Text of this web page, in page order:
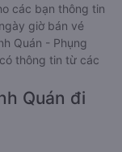
các bạn thông tin
giờ bán vé
Quán - Phụng
thông tin từ các
Quán đi